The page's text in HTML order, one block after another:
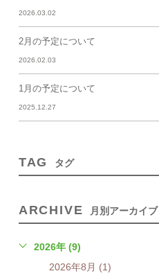
2026.03.02
2月の予定について
2026.02.03
1月の予定について
2025.12.27
TAG タグ
ARCHIVE 月別アーカイブ
2026年 (9)
2026年8月 (1)